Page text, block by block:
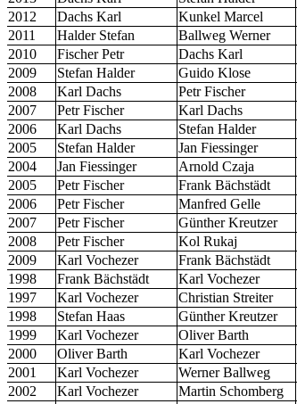
2012
Dachs Karl Kunkel Marcel
2011
Halder Stefan Ballweg Werner
2010
Fischer Petr Dachs Karl
2009
Stefan Halder Guido Klose
2008
Karl Dachs Petr Fischer
2007
Petr Fischer Karl Dachs
2006
Karl Dachs Stefan Halder
2005
Stefan Halder Jan Fiessinger
2004
Jan Fiessinger Arnold Czaja
2005
Petr Fischer Frank Bächstädt
2006
Petr Fischer Manfred Gelle
2007
Petr Fischer Günther Kreutzer
2008
Petr Fischer Kol Rukaj
2009
Karl Vochezer Frank Bächstädt
1998
Frank Bächstädt Karl Vochezer
1997
Karl Vochezer Christian Streiter
1998
Stefan Haas Günther Kreutzer
1999
Karl Vochezer Oliver Barth
2000
Oliver Barth Karl Vochezer
2001
Karl Vochezer Werner Ballweg
2002
Karl Vochezer Martin Schomberg